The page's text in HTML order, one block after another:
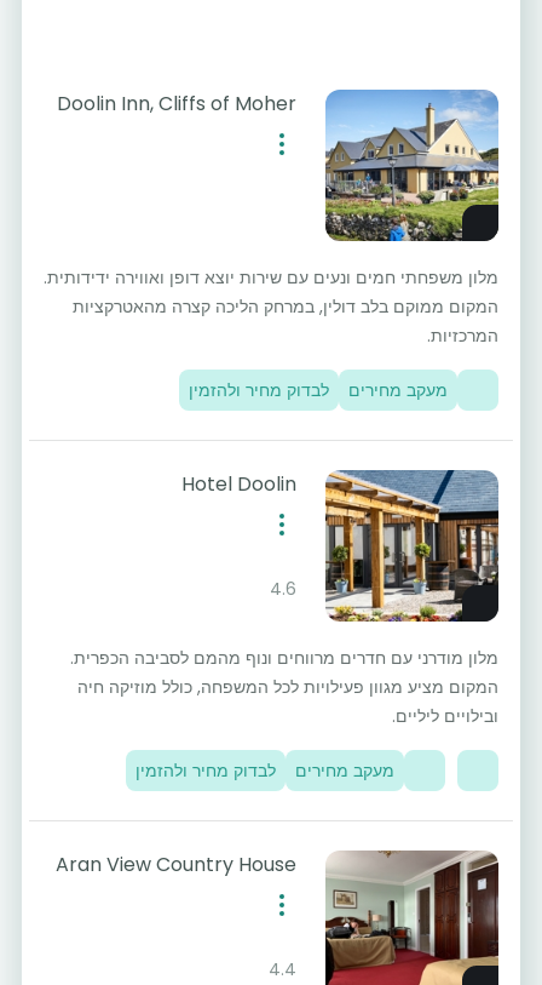
Doolin Inn, Cliffs of Moher
מלון משפחתי חמים ונעים עם שירות יוצא דופן ואווירה ידידותית.
המקום ממוקם בלב דולין, במרחק הליכה קצרה מהאטרקציות
המרכזיות.
מעקב מחירים לבדוק מחיר ולהזמין
Hotel Doolin
4.6
מלון מודרני עם חדרים מרווחים ונוף מהמם לסביבה הכפרית.
המקום מציע מגוון פעילויות לכל המשפחה, כולל מוזיקה חיה
ובילויים ליליים.
מעקב מחירים לבדוק מחיר ולהזמין
Aran View Country House
4.4